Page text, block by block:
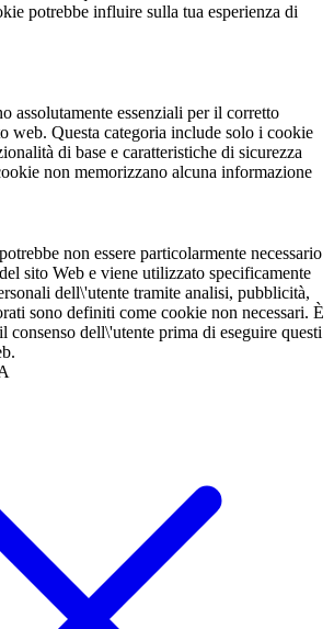
potrebbe influire sulla tua esperienza di
assolutamente essenziali per il corretto
web. Questa categoria include solo i cookie
di base e caratteristiche di sicurezza
non memorizzano alcuna informazione
non essere particolarmente necessario
sito Web e viene utilizzato specificamente
dell\'utente tramite analisi, pubblicità,
sono definiti come cookie non necessari. È
consenso dell\'utente prima di eseguire questi